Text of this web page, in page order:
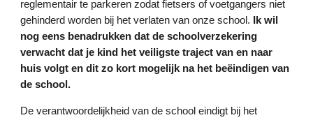
reglementair te parkeren zodat fietsers of voetgangers niet
gehinderd worden bij het verlaten van onze school. Ik wil
nog eens benadrukken dat de schoolverzekering
verwacht dat je kind het veiligste traject van en naar
huis volgt en dit zo kort mogelijk na het beëindigen van
de school.
De verantwoordelijkheid van de school eindigt bij het